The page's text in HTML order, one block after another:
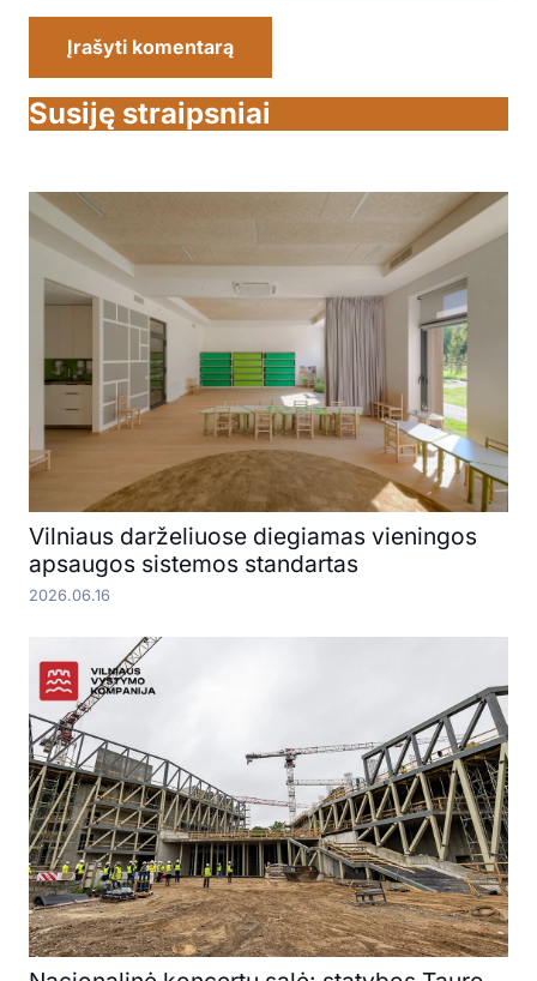
Įrašyti komentarą
Susiję straipsniai
Vilniaus darželiuose diegiamas vieningos
apsaugos sistemos standartas
2026.06.16